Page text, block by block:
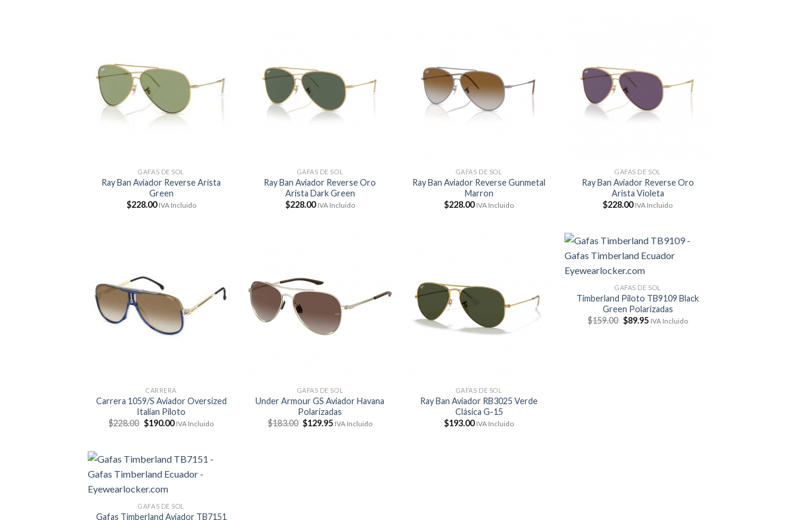
GAFAS DE SOL
Ray Ban Aviador Reverse Arista
Green
$228.00 IVA Incluido
GAFAS DE SOL
Ray Ban Aviador Reverse Oro
Arista Dark Green
$228.00 IVA Incluido
GAFAS DE SOL
Ray Ban Aviador Reverse Gunmetal
Marron
$228.00 IVA Incluido
GAFAS DE SOL
Ray Ban Aviador Reverse Oro
Arista Violeta
$228.00 IVA Incluido
CARRERA
Carrera 1059/S Aviador Oversized
Italian Piloto
$228.00 El
precio
$228.00.
$190.00El
$190.00.
IVA Incluido
GAFAS DE SOL
Under Armour GS Aviador Havana
Polarizadas
$183.00 El
precio
$129.95ElIVA Incluido
GAFAS DE SOL
Ray Ban Aviador RB3025 Verde
Clásica G-15
$193.00 IVA Incluido
GAFAS DE SOL
Timberland Piloto TB9109 Black
Green Polarizadas
$159.00 El
precio
$89.95ElIVA Incluido
GAFAS DE SOL
Gafas Timberland Aviador TB7151